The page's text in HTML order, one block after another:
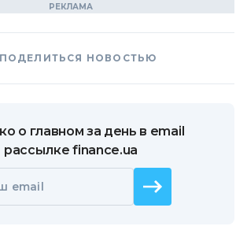
ПОДЕЛИТЬСЯ НОВОСТЬЮ
о главном за день в email
рассылке finance.ua
email